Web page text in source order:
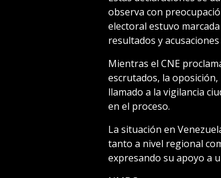
observa con
electoral estuvo
resultados y
Mientras el CNE
escrutados, la
llamado a la vigilancia
en el proceso.
La situación en
tanto a nivel regional
expresando su apoyo a